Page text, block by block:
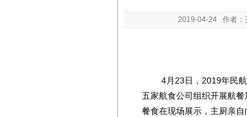
2019-04-24 作者：
4月23日，2019年民航
五家航食公司组织开展航
餐食在现场展示，主厨亲自